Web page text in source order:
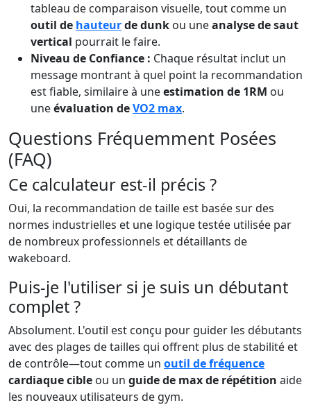
tableau de comparaison visuelle, tout comme un
outil de hauteurde dunk ou uneanalyse de saut
vertical pourrait le faire.
Niveau de Confiance : Chaque résultat inclut un
message montrant à quel point la recommandation
est fiable, similaire à uneestimation de 1RM ou
uneévaluation deVO2 max.
Questions Fréquemment Posées
(FAQ)
Ce calculateur est-il précis ?
Oui, la recommandation de taille est basée sur des
normes industrielles et une logique testée utilisée par
de nombreux professionnels et détaillants de
wakeboard.
Puis-je l'utiliser si je suis un débutant
complet ?
Absolument. L'outil est conçu pour guider les débutants
avec des plages de tailles qui offrent plus de stabilité et
de contrôle—tout comme un outil de fréquence
cardiaque cible ou un guide de max de répétition aide
les nouveaux utilisateurs de gym.